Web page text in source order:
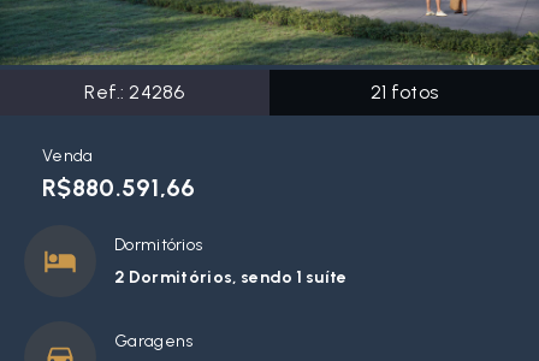
Ref.:24286 21 fotos
Venda
R$880.591,66
Dormitórios
2 Dormitórios, sendo 1 suíte
Garagens